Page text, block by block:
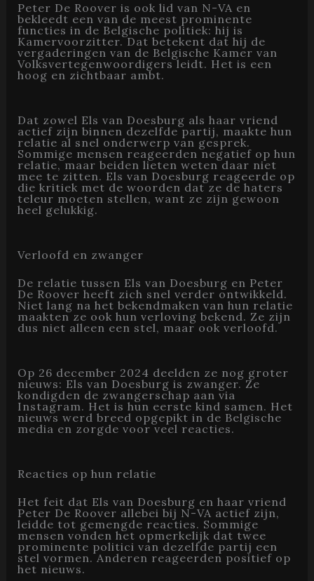
Peter De Roover is ook lid van N-VA en
bekleedt een van de meest prominente
functies in de Belgische politiek: hij is
Kamervoorzitter. Dat betekent dat hij de
vergaderingen van de Belgische Kamer van
Volksvertegenwoordigers leidt. Het is een
hoog en zichtbaar ambt.
Dat zowel Els van Doesburg als haar vriend
actief zijn binnen dezelfde partij, maakte hun
relatie al snel onderwerp van gesprek.
Sommige mensen reageerden negatief op hun
relatie, maar beiden lieten weten daar niet
mee te zitten. Els van Doesburg reageerde op
die kritiek met de woorden dat ze de haters
teleur moeten stellen, want ze zijn gewoon
heel gelukkig.
Verloofd en zwanger
De relatie tussen Els van Doesburg en Peter
De Roover heeft zich snel verder ontwikkeld.
Niet lang na het bekendmaken van hun relatie
maakten ze ook hun verloving bekend. Ze zijn
dus niet alleen een stel, maar ook verloofd.
Op 26 december 2024 deelden ze nog groter
nieuws: Els van Doesburg is zwanger. Ze
kondigden de zwangerschap aan via
Instagram. Het is hun eerste kind samen. Het
nieuws werd breed opgepikt in de Belgische
media en zorgde voor veel reacties.
Reacties op hun relatie
Het feit dat Els van Doesburg en haar vriend
Peter De Roover allebei bij N-VA actief zijn,
leidde tot gemengde reacties. Sommige
mensen vonden het opmerkelijk dat twee
prominente politici van dezelfde partij een
stel vormen. Anderen reageerden positief op
het nieuws.